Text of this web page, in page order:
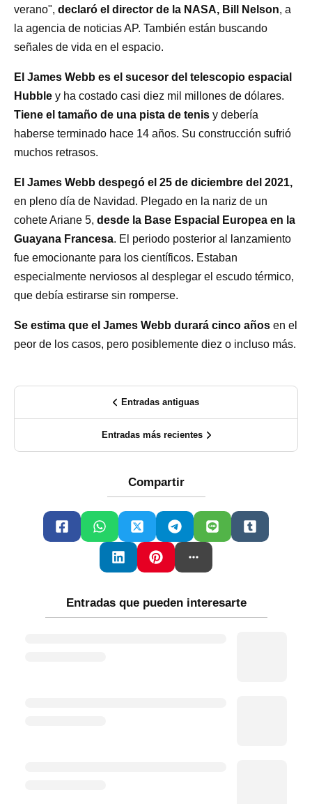
verano", declaró el director de la NASA, Bill Nelson, a
la agencia de noticias AP. También están buscando
señales de vida en el espacio.
El James Webb es el sucesor del telescopio espacial
Hubble y ha costado casi diez mil millones de dólares.
Tiene el tamaño de una pista de tenis y debería
haberse terminado hace 14 años. Su construcción sufrió
muchos retrasos.
El James Webb despegó el 25 de diciembre del 2021,
en pleno día de Navidad. Plegado en la nariz de un
cohete Ariane 5, desde la Base Espacial Europea en la
Guayana Francesa. El periodo posterior al lanzamiento
fue emocionante para los científicos. Estaban
especialmente nerviosos al desplegar el escudo térmico,
que debía estirarse sin romperse.
Se estima que el James Webb durará cinco años en el
peor de los casos, pero posiblemente diez o incluso más.
Entradas antiguas
Entradas más recientes
Compartir
Entradas que pueden interesarte